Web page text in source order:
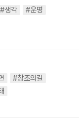
#생각
#운명
#창조의길